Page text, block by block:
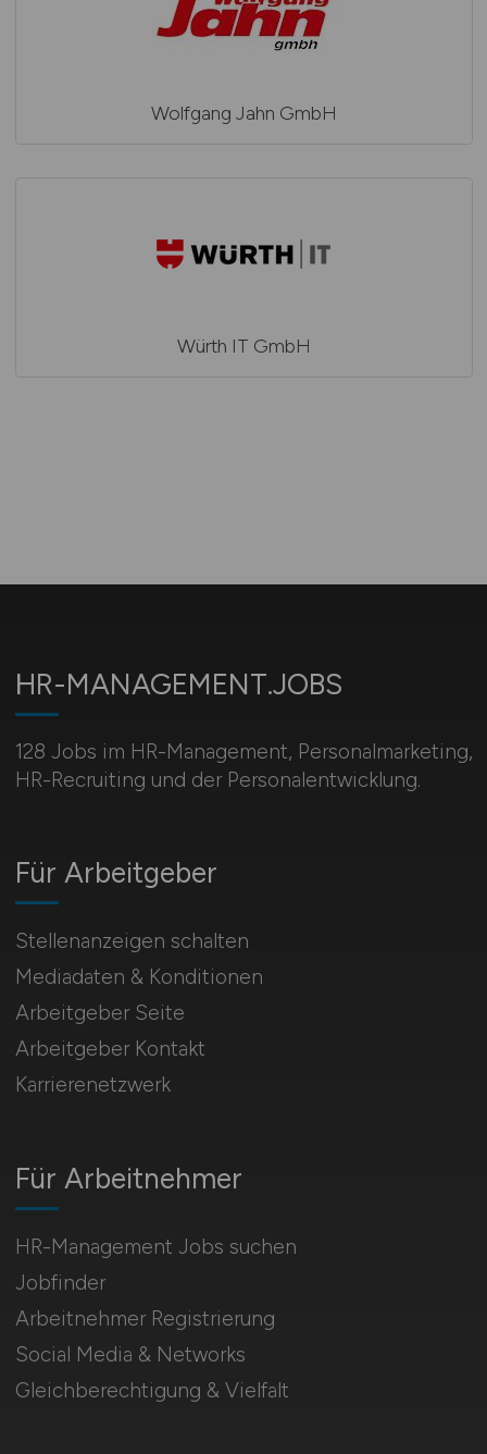
Wolfgang Jahn GmbH
Würth IT GmbH
HR-MANAGEMENT.JOBS
128 Jobs im HR-Management, Personal­marketing,
HR-Recruiting und der Personalentwicklung.
Für Arbeitnehmer
HR-Management Jobs suchen
Jobfinder
Arbeitnehmer Registrierung
Social Media & Networks
Gleichberechtigung & Vielfalt
Für Arbeitgeber
Stellenanzeigen schalten
Mediadaten & Konditionen
Arbeitgeber Seite
Arbeitgeber Kontakt
Karrierenetzwerk